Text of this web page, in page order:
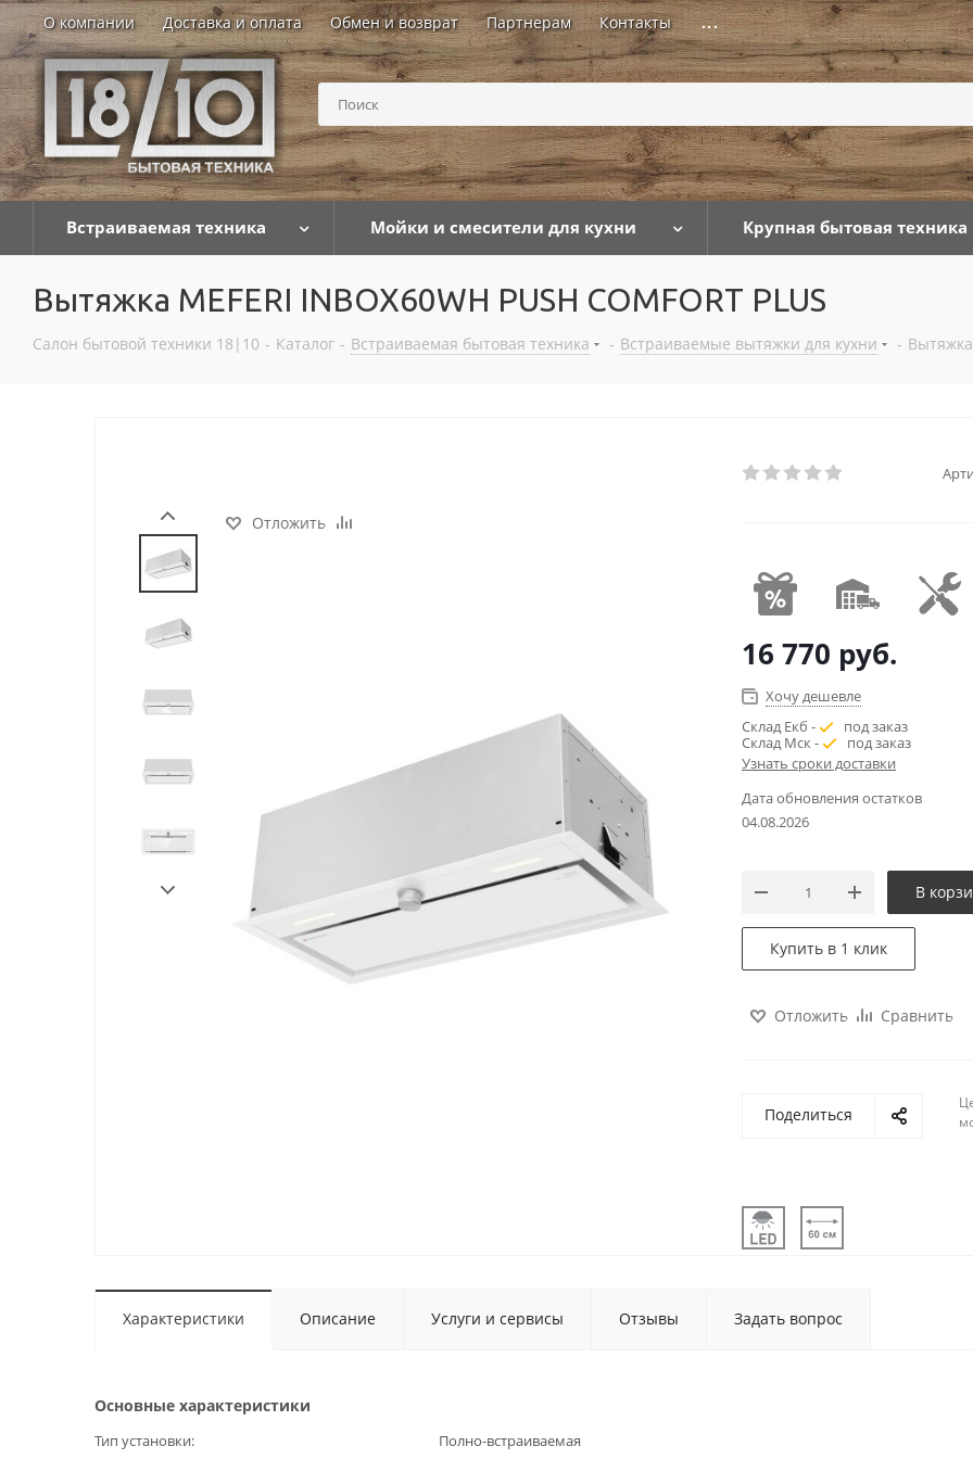
О компании Доставка и оплата Обмен и возврат Партнерам Контакты ...
Встраиваемая техника Мойки и смесители для кухни Крупная бытовая техника
Вытяжка MEFERI INBOX60WH PUSH COMFORT PLUS
Салон бытовой техники 18|10 - Каталог - Встраиваемая бытовая техника - Встраиваемые вытяжки для кухни - Вытяжка
Отложить
16 770 руб.
Хочу дешевле
Склад Екб -
под заказ
Склад Мск -
под заказ
Узнать сроки доставки
Дата обновления остатков
04.08.2026
В
Купить в 1 клик
Отложить Сравнить
Поделиться
Характеристики Описание Услуги и сервисы Отзывы Задать вопрос
Основные характеристики
Тип установки
Полно-встраиваемая